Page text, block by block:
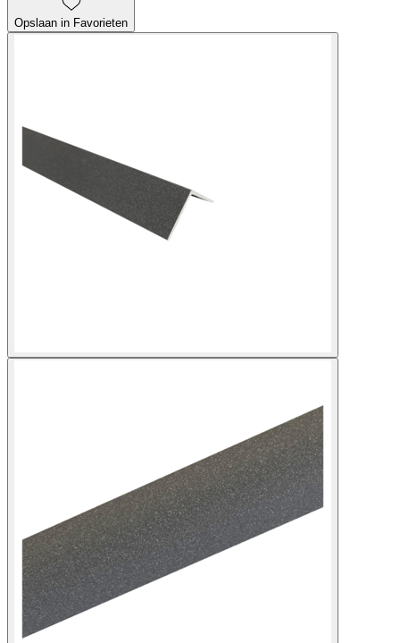
Opslaan in Favorieten